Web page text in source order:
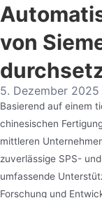
von
5. Dezember 2025
Basierend auf einem
chinesischen
mittleren
zuverlässige SPS-
umfassende
Forschung und